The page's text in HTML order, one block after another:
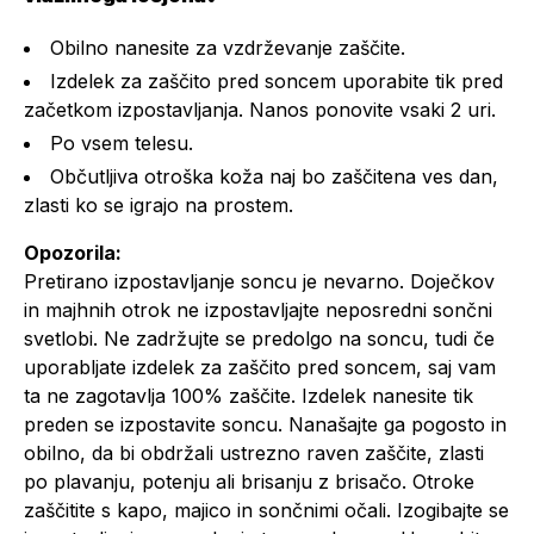
Obilno nanesite za vzdrževanje zaščite.
Izdelek za zaščito pred soncem uporabite tik pred
začetkom izpostavljanja. Nanos ponovite vsaki 2 uri.
Po vsem telesu.
Občutljiva otroška koža naj bo zaščitena ves dan,
zlasti ko se igrajo na prostem.
Opozorila:
Pretirano izpostavljanje soncu je nevarno. Doječkov
in majhnih otrok ne izpostavljajte neposredni sončni
svetlobi. Ne zadržujte se predolgo na soncu, tudi če
uporabljate izdelek za zaščito pred soncem, saj vam
ta ne zagotavlja 100% zaščite. Izdelek nanesite tik
preden se izpostavite soncu. Nanašajte ga pogosto in
obilno, da bi obdržali ustrezno raven zaščite, zlasti
po plavanju, potenju ali brisanju z brisačo. Otroke
zaščitite s kapo, majico in sončnimi očali. Izogibajte se